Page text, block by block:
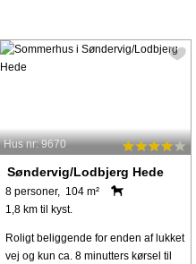
Hus nr: 9670
Søndervig/Lodbjerg Hede
8 personer, 104 m²
1,8 km til kyst.
Roligt beliggende for enden af lukket
vej og kun ca. 8 minutters kørsel til